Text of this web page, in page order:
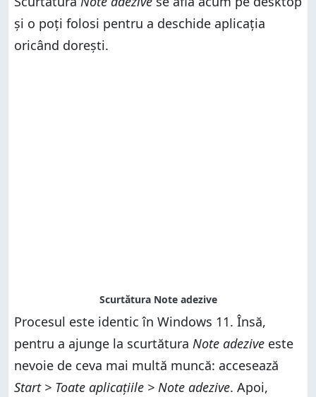
și o poți folosi pentru a deschide aplicația
oricând dorești.
Procesul este identic în Windows 11. Însă,
pentru a ajunge la scurtătura Note adezive este
nevoie de ceva mai multă muncă: accesează
Start > Toate aplicațiile > Note adezive. Apoi,